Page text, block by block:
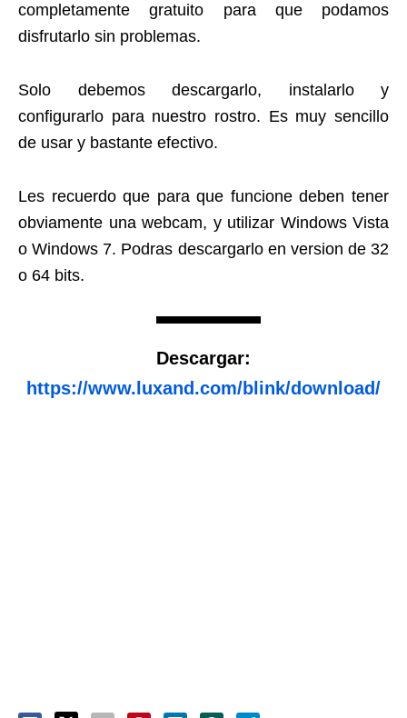
completamente gratuito para que podamos
disfrutarlo sin problemas.
Solo debemos descargarlo, instalarlo y
configurarlo para nuestro rostro. Es muy sencillo
de usar y bastante efectivo.
Les recuerdo que para que funcione deben tener
obviamente una webcam, y utilizar Windows Vista
o Windows 7. Podras descargarlo en version de 32
o 64 bits.
Descargar:
https://www.luxand.com/blink/download/